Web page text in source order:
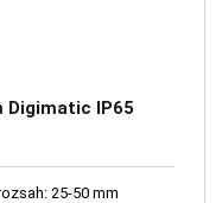
Digimatic IP65
25-50 mm